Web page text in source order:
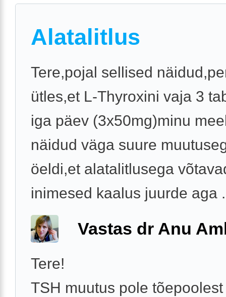
Alatalitlus
Tere,pojal sellised
ütles,et L-Thyroxini vaja 3
iga päev (3x50mg)minu
näidud väga suure
öeldi,et alatalitlusega
inimesed kaalus juurde aga
Vastas dr Anu
Tere!
TSH muutus pole